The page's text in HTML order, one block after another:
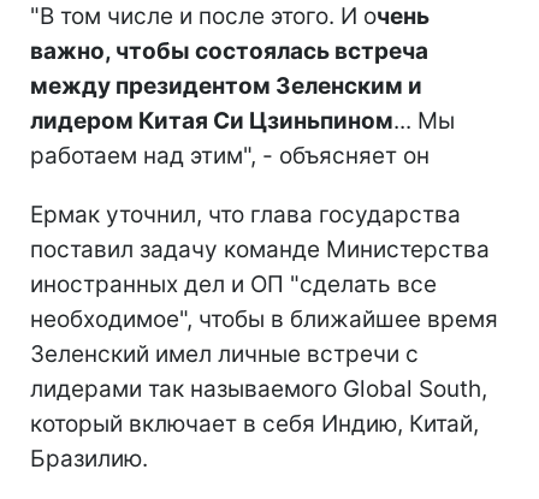
"В том числе и после этого. И очень
важно, чтобы состоялась встреча
между президентом Зеленским и
лидером Китая Си Цзиньпином... Мы
работаем над этим", - объясняет он
Ермак уточнил, что глава государства
поставил задачу команде Министерства
иностранных дел и ОП "сделать все
необходимое", чтобы в ближайшее время
Зеленский имел личные встречи с
лидерами так называемого Global South,
который включает в себя Индию, Китай,
Бразилию.